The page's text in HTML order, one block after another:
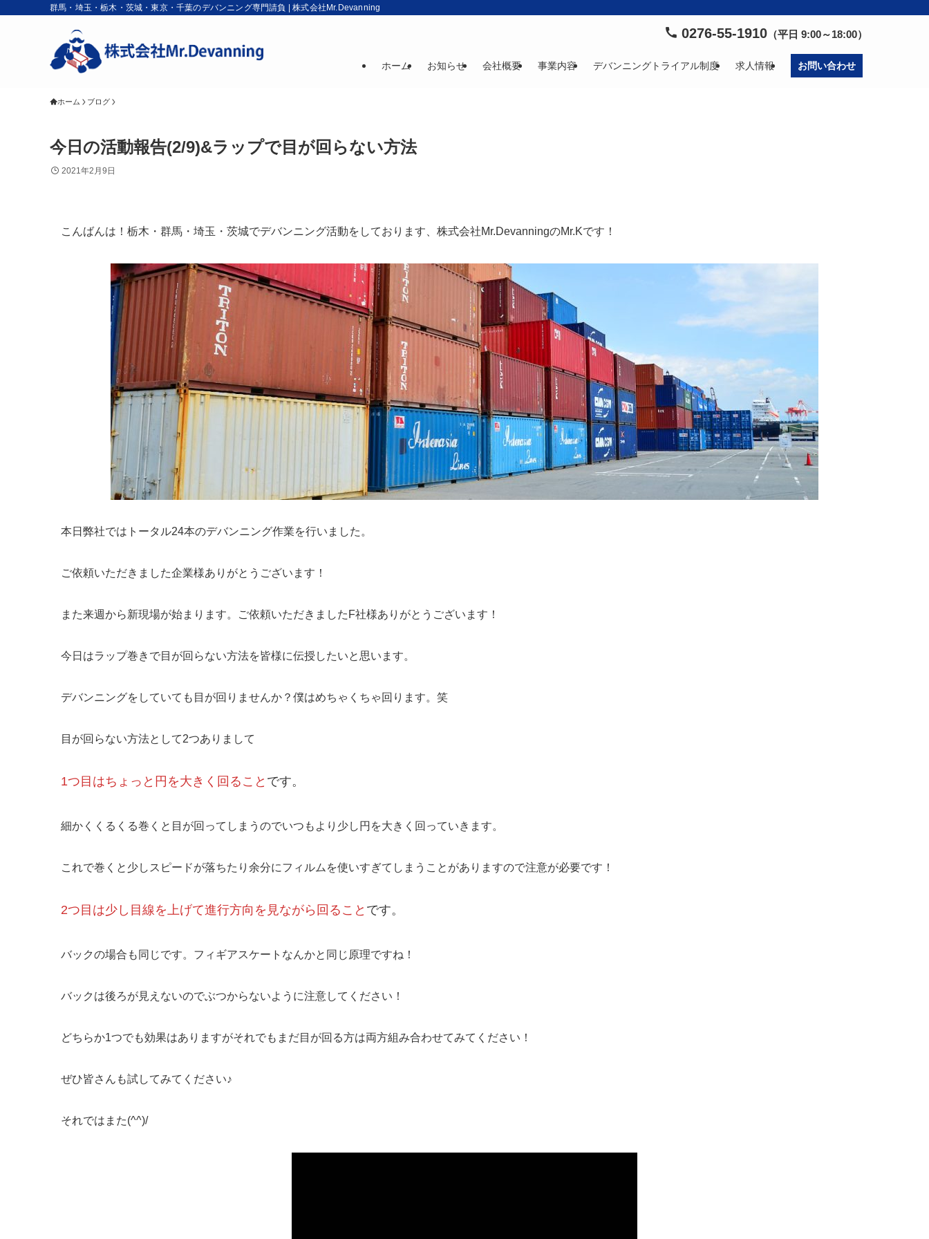
群馬・埼玉・栃木・茨城・東京・千葉のデバンニング専門請負 | 株式会社Mr.Devanning
ホーム お知らせ 会社概要 事業内容 デバンニングトライアル制度 求人情報 お問い合わせ
0276-55-1910 （平日 9:00～18:00）
ホーム ブログ
今日の活動報告(2/9)&ラップで目が回らない方法
2021年2月9日
こんばんは！栃木・群馬・埼玉・茨城でデバンニング活動をしております、株式会社Mr.DevanningのMr.Kです！
本日弊社ではトータル24本のデバンニング作業を行いました。
ご依頼いただきました企業様ありがとうございます！
また来週から新現場が始まります。ご依頼いただきましたF社様ありがとうございます！
今日はラップ巻きで目が回らない方法を皆様に伝授したいと思います。
デバンニングをしていても目が回りませんか？僕はめちゃくちゃ回ります。笑
目が回らない方法として2つありまして
1つ目はちょっと円を大きく回ること です。
細かくくるくる巻くと目が回ってしまうのでいつもより少し円を大きく回っていきます。
これで巻くと少しスピードが落ちたり余分にフィルムを使いすぎてしまうことがありますので注意が必要です！
2つ目は少し目線を上げて進行方向を見ながら回ること です。
バックの場合も同じです。フィギアスケートなんかと同じ原理ですね！
バックは後ろが見えないのでぶつからないように注意してください！
どちらか1つでも効果はありますがそれでもまだ目が回る方は両方組み合わせてみてください！
ぜひ皆さんも試してみてください♪
それではまた(^^)/